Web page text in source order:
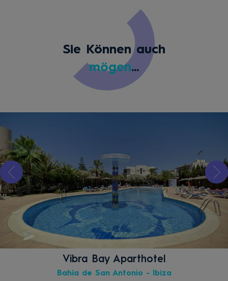
Sie Können auch
mögen...
Vibra Bay Aparthotel
Bahía de San Antonio - Ibiza